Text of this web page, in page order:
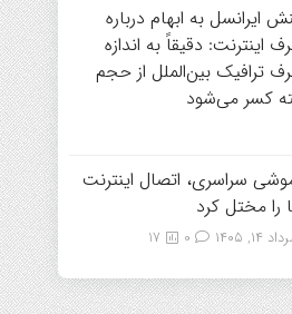
ایرانسل به ابهام درباره
اینترنت: دقیقاً به اندازه
ترافیک بین‌الملل از حجم
کسر می‌شود
سراسری، اتصال اینترنت
را مختل کرد
۱۴, ۱۴۰۵ 17